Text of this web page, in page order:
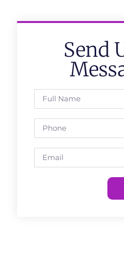
Send